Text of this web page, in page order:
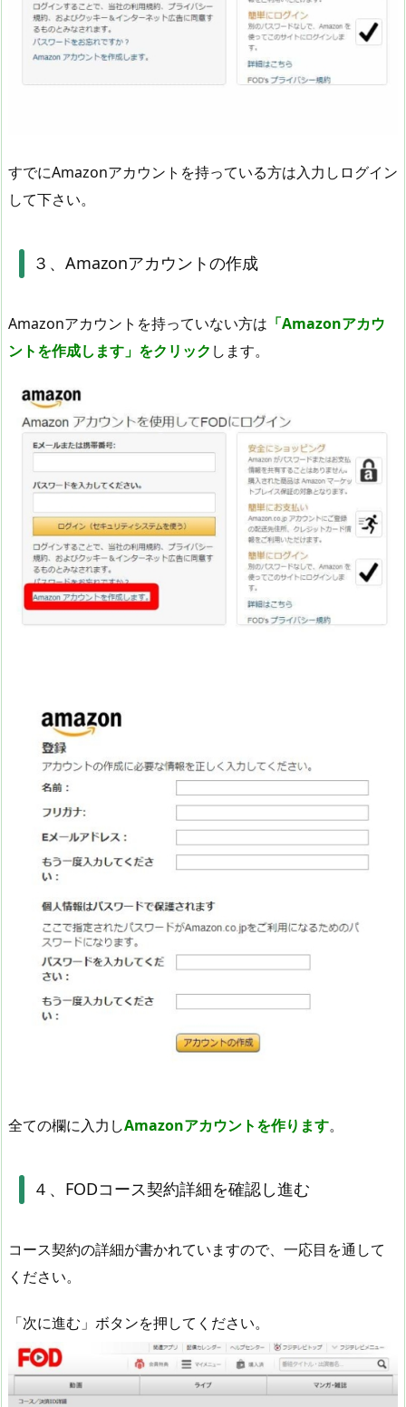
すでにAmazonアカウントを持っている方は入力しログイン
して下さい。
３、Amazonアカウントの作成
Amazonアカウントを持っていない方は 「Amazonアカウ
ントを作成します」をクリック します。
全ての欄に入力しAmazonアカウントを作ります。
４、FODコース契約詳細を確認し進む
コース契約の詳細が書かれていますので、一応目を通して
ください。
「次に進む」ボタンを押してください。